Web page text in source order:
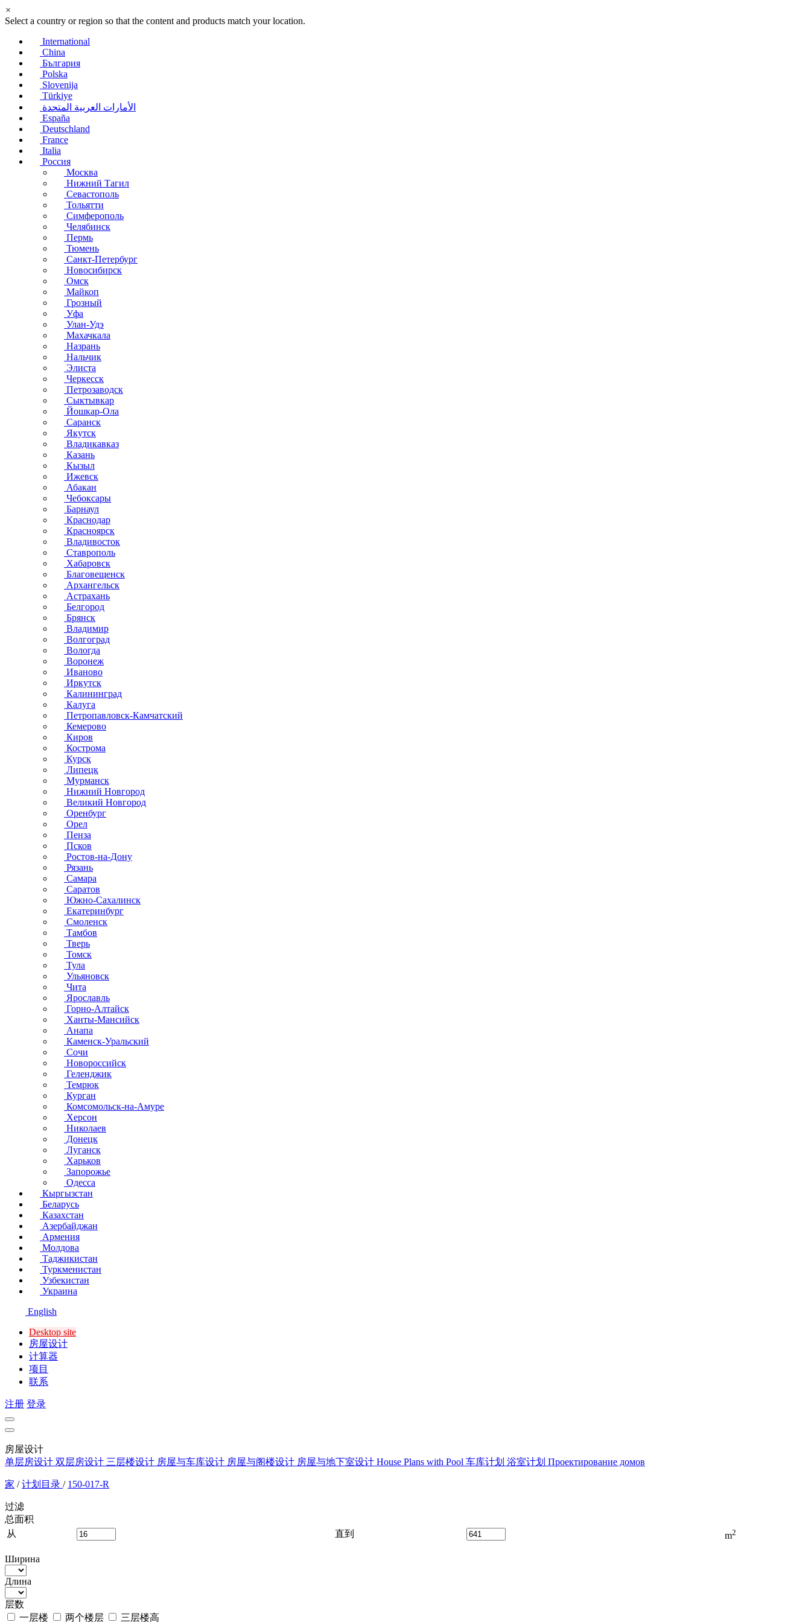
×
Select a country or region so that the content and products match your location.
International
China
България
Polska
Slovenija
Türkiye
الأمارات العربية المتحدة
España
Deutschland
France
Italia
Россия
Москва
Нижний Тагил
Севастополь
Тольятти
Симферополь
Челябинск
Пермь
Тюмень
Санкт-Петербург
Новосибирск
Омск
Майкоп
Грозный
Уфа
Улан-Удэ
Махачкала
Назрань
Нальчик
Элиста
Черкесск
Петрозаводск
Сыктывкар
Йошкар-Ола
Саранск
Якутск
Владикавказ
Казань
Кызыл
Ижевск
Абакан
Чебоксары
Барнаул
Краснодар
Красноярск
Владивосток
Ставрополь
Хабаровск
Благовещенск
Архангельск
Астрахань
Белгород
Брянск
Владимир
Волгоград
Вологда
Воронеж
Иваново
Иркутск
Калининград
Калуга
Петропавловск-Камчатский
Кемерово
Киров
Кострома
Курск
Липецк
Мурманск
Нижний Новгород
Великий Новгород
Оренбург
Орел
Пенза
Псков
Ростов-на-Дону
Рязань
Самара
Саратов
Южно-Сахалинск
Екатеринбург
Смоленск
Тамбов
Тверь
Томск
Тула
Ульяновск
Чита
Ярославль
Горно-Алтайск
Ханты-Мансийск
Анапа
Каменск-Уральский
Сочи
Новороссийск
Геленджик
Темрюк
Курган
Комсомольск-на-Амуре
Херсон
Николаев
Донецк
Луганск
Харьков
Запорожье
Одесса
Кыргызстан
Беларусь
Казахстан
Азербайджан
Армения
Молдова
Таджикистан
Туркменистан
Узбекистан
Украина
English
Desktop site
房屋设计
计算器
项目
联系
注册 登录
房屋设计
单层房设计 双层房设计 三层楼设计 房屋与车库设计 房屋与阁楼设计 房屋与地下室设计 House Plans with Pool 车库计划 浴室计划 Проектирование домов
家 / 计划目录 / 150-017-R
过滤
总面积
从
直到 m2
Ширина
Длина
层数
一层楼
两个楼层
三层楼高